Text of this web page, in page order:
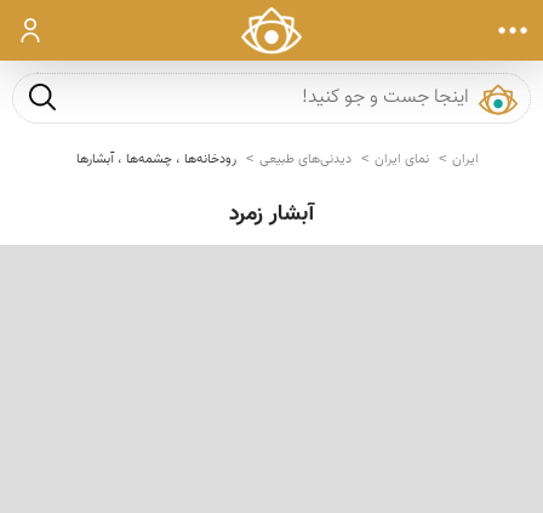
ورود
جست و
ایران نمای ایران دیدنی‌های طبیعی رودخانه‌ها ، چشمه‌ها ، آبشارها
آبشار زمرد